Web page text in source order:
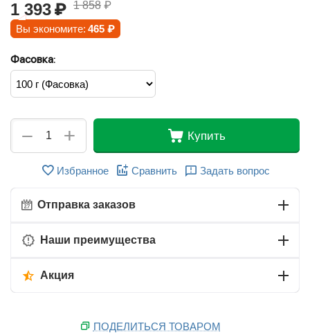
1 393₽ 1 858 ₽
Вы экономите: 465 ₽
Фасовка:
+
− Купить
Избранное Сравнить Задать вопрос
Отправка заказов
Наши преимущества
Акция
ПОДЕЛИТЬСЯ ТОВАРОМ